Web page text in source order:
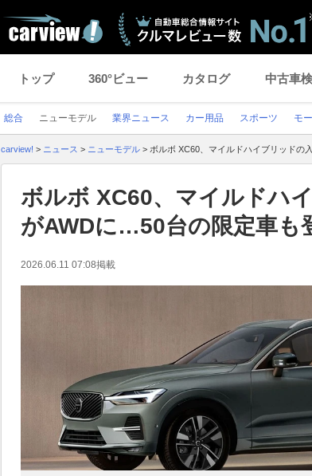
トップ 360°ビュー カタログ 中古車
総合 ニューモデル 業界ニュース カー用品 スポーツ モ
carview! > ニュース > ニューモデル > ボルボ XC60、マイルドハイブリッドの
ボルボ XC60、マイルドハ
がAWDに…50台の限定車も
2026.06.11 07:08掲載